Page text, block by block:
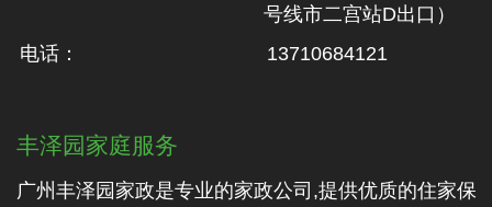
号线市二‬宫站D出口）
电话：
13710684121
丰泽园家庭服务
广州丰泽园家政是专业的家政公司,提供优质的住家保